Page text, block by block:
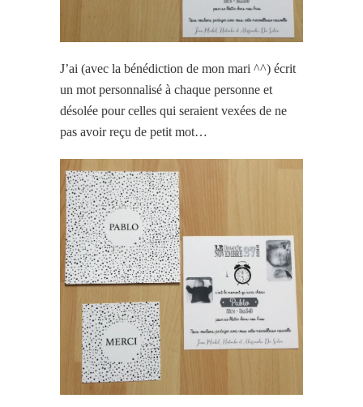
J’ai (avec la bénédiction de mon mari ^^) écrit
un mot personnalisé à chaque personne et
désolée pour celles qui seraient vexées de ne
pas avoir reçu de petit mot…